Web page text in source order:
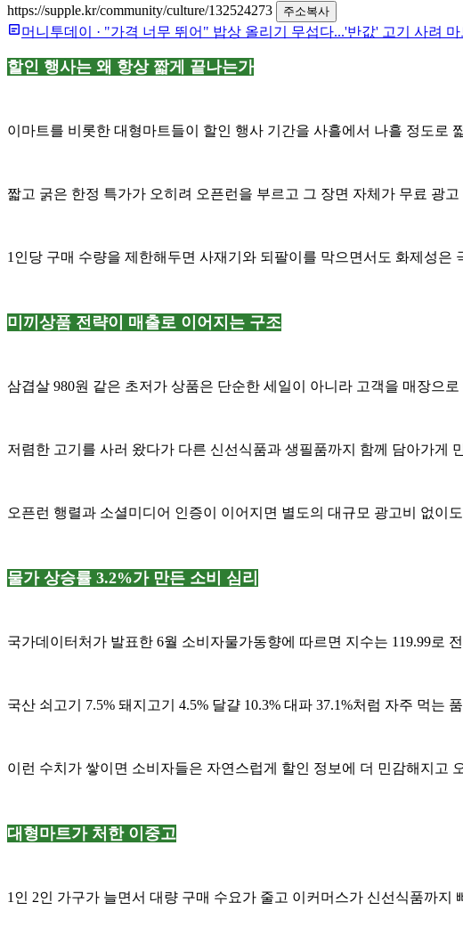
https://supple.kr/community/culture/132524273
주소복사
머니투데이 · "가격 너무 뛰어" 밥상 올리기 무섭다...'반값' 고기 사려
할인 행사는 왜 항상 짧게 끝나는가
이마트를 비롯한 대형마트들이 할인 행사 기간을 사흘에서 나흘 정도로
짧고 굵은 한정 특가가 오히려 오픈런을 부르고 그 장면 자체가 무료 광
1인당 구매 수량을 제한해두면 사재기와 되팔이를 막으면서도 화제성
미끼상품 전략이 매출로 이어지는 구조
삼겹살 980원 같은 초저가 상품은 단순한 세일이 아니라 고객을 매장으
저렴한 고기를 사러 왔다가 다른 신선식품과 생필품까지 함께 담아가게
오픈런 행렬과 소셜미디어 인증이 이어지면 별도의 대규모 광고비 없이
물가 상승률 3.2%가 만든 소비 심리
국가데이터처가 발표한 6월 소비자물가동향에 따르면 지수는 119.99로
국산 쇠고기 7.5% 돼지고기 4.5% 달걀 10.3% 대파 37.1%처럼 자주 먹는
이런 수치가 쌓이면 소비자들은 자연스럽게 할인 정보에 더 민감해지고
대형마트가 처한 이중고
1인 2인 가구가 늘면서 대량 구매 수요가 줄고 이커머스가 신선식품까